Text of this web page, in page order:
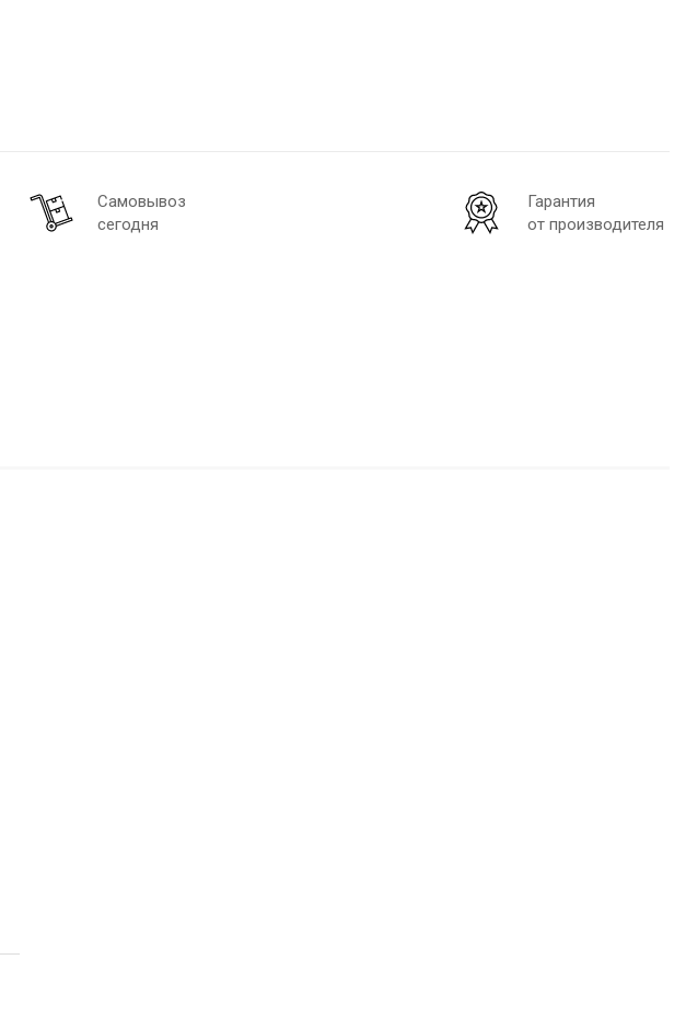
Самовывоз
сегодня
Гарантия
от производителя